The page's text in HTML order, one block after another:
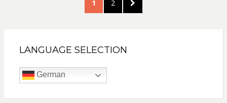
PAGE
1 PAGE
2
NEXT
PAGE
LANGUAGE SELECTION
German